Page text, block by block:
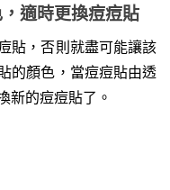
適時更換痘痘貼
貼，否則就盡可能讓該
的顏色，當痘痘貼由透
新的痘痘貼了。